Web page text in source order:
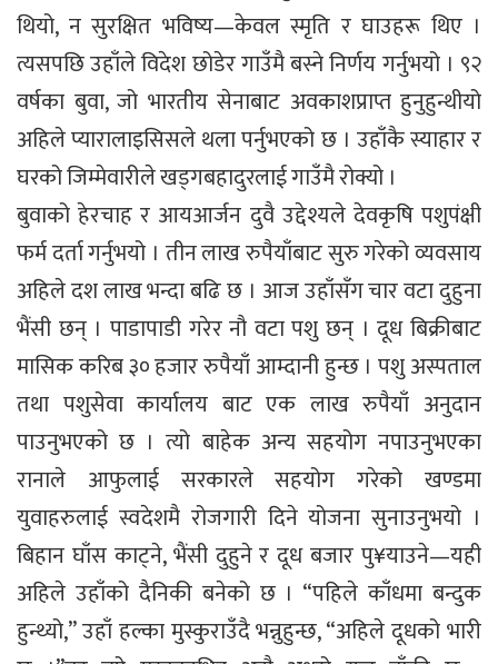
थियो, न सुरक्षित भविष्य—केवल स्मृति र घाउहरू थिए ।
त्यसपछि उहाँले विदेश छोडेर गाउँमै बस्ने निर्णय गर्नुभयो । ९२
वर्षका बुवा, जो भारतीय सेनाबाट अवकाशप्राप्त हुनुहुन्थीयो
अहिले प्यारालाइसिसले थला पर्नुभएको छ । उहाँकै स्याहार र
घरको जिम्मेवारीले खड्गबहादुरलाई गाउँमै रोक्यो ।
बुवाको हेरचाह र आयआर्जन दुवै उद्देश्यले देवकृषि पशुपंक्षी
फर्म दर्ता गर्नुभयो । तीन लाख रुपैयाँबाट सुरु गरेको व्यवसाय
अहिले दश लाख भन्दा बढि छ । आज उहाँसँग चार वटा दुहुना
भैंसी छन् । पाडापाडी गरेर नौ वटा पशु छन् । दूध बिक्रीबाट
मासिक करिब ३० हजार रुपैयाँ आम्दानी हुन्छ । पशु अस्पताल
तथा पशुसेवा कार्यालय बाट एक लाख रुपैयाँ अनुदान
पाउनुभएको छ । त्यो बाहेक अन्य सहयोग नपाउनुभएका
रानाले आफुलाई सरकारले सहयोग गरेको खण्डमा
युवाहरुलाई स्वदेशमै रोजगारी दिने योजना सुनाउनुभयो ।
बिहान घाँस काट्ने, भैंसी दुहुने र दूध बजार पु¥याउने—यही
अहिले उहाँको दैनिकी बनेको छ । “पहिले काँधमा बन्दुक
हुन्थ्यो,” उहाँ हल्का मुस्कुराउँदै भन्नुहुन्छ, “अहिले दूधको भारी